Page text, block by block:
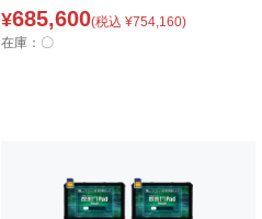
¥685,600(税込 ¥754,160)
在庫：〇